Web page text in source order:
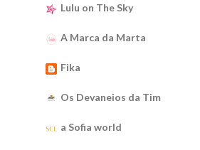
Lulu on The Sky
A Marca da Marta
Fika
Os Devaneios da Tim
a Sofia world